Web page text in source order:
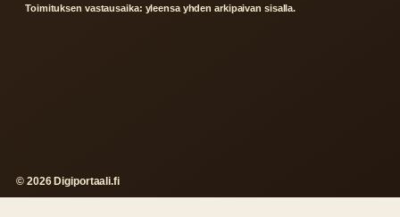
Toimituksen vastausaika: yleensa yhden arkipaivan sisalla.
© 2026 Digiportaali.fi